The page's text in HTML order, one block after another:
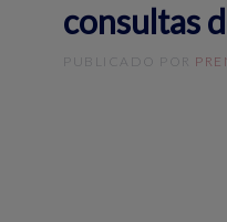
consultas
PUBLICADO POR